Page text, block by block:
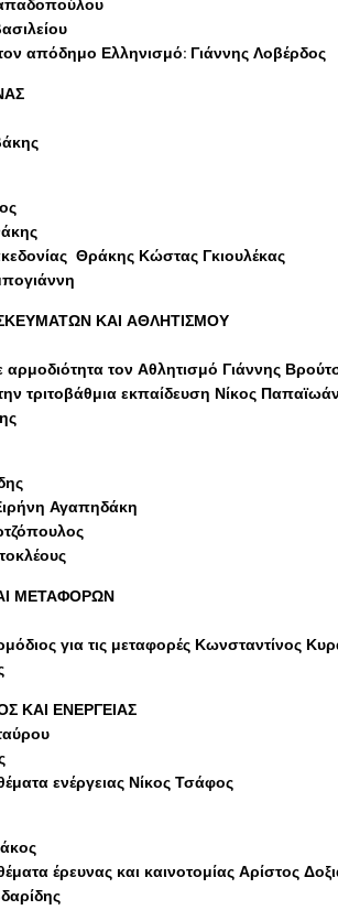
απόδημο Ελληνισμό: Γιάννης Λοβέρδος
Θράκης Κώστας Γκιουλέκας
ΚΑΙ ΑΘΛΗΤΙΣΜΟΥ
τον Αθλητισμό Γιάννης
τριτοβάθμια εκπαίδευση Νίκος
Αγαπηδάκη
ΜΕΤΑΦΟΡΩΝ
για τις μεταφορές Κωνσταντίνος
ΚΑΙ ΕΝΕΡΓΕΙΑΣ
ενέργειας Νίκος Τσάφος
έρευνας και καινοτομίας Αρίστος